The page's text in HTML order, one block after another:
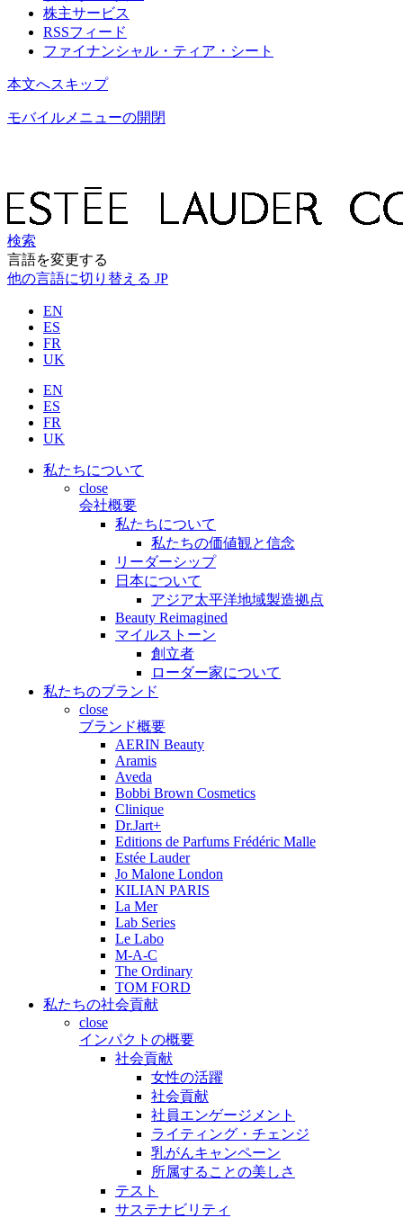
株主サービス
RSSフィード
ファイナンシャル・ティア・シート
本文へスキップ
モバイルメニューの開閉
検索
言語を変更する
他の言語に切り替える JP
EN
ES
FR
UK
EN
ES
FR
UK
私たちについて
close
会社概要
私たちについて
私たちの価値観と信念
リーダーシップ
日本について
アジア太平洋地域製造拠点
Beauty Reimagined
マイルストーン
創立者
ローダー家について
私たちのブランド
close
ブランド概要
AERIN Beauty
Aramis
Aveda
Bobbi Brown Cosmetics
Clinique
Dr.Jart+
Editions de Parfums Frédéric Malle
Estée Lauder
Jo Malone London
KILIAN PARIS
La Mer
Lab Series
Le Labo
M-A-C
The Ordinary
TOM FORD
私たちの社会貢献
close
インパクトの概要
社会貢献
女性の活躍
社会貢献
社員エンゲージメント
ライティング・チェンジ
乳がんキャンペーン
所属することの美しさ
テスト
サステナビリティ